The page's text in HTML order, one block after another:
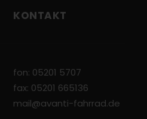
KONTAKT
fon: 05201 5707
fax: 05201 665136
mail@avanti-fahrrad.de